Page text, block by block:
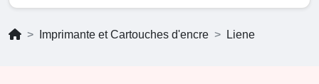
Imprimante et Cartouches d'encre Liene